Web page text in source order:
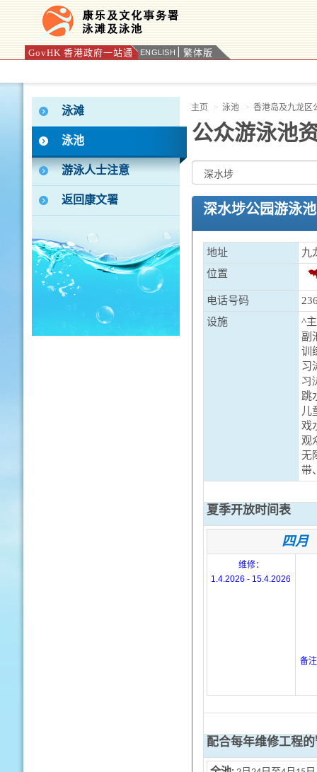
GovHK 香港政府一站通 ENGLISH 繁体版
按“Tab”进入菜单
泳滩
泳池
游泳人士注意
返回康文署
主页 泳池 香港岛及九龙区
公众游泳池
深水埗公园游泳池
地址
九
位置
电话号码
设施
^
副
训
习
习
跳
儿
戏
观
无
带
夏季开放时间表
四月
维修：
1.4.2026 - 15.4.2026
备
配合每年维修工程